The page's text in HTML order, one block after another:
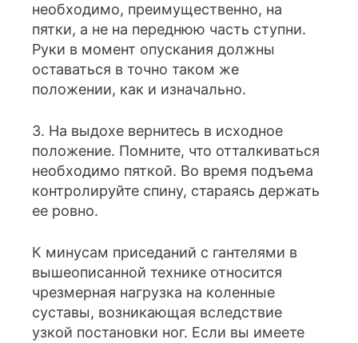
необходимо, преимущественно, на
пятки, а не на переднюю часть ступни.
Руки в момент опускания должны
оставаться в точно таком же
положении, как и изначально.
3. На выдохе вернитесь в исходное
положение. Помните, что отталкиваться
необходимо пяткой. Во время подъема
контролируйте спину, стараясь держать
ее ровно.
К минусам приседаний с гантелями в
вышеописанной технике относится
чрезмерная нагрузка на коленные
суставы, возникающая вследствие
узкой постановки ног. Если вы имеете